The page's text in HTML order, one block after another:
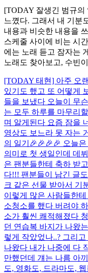
[TODAY 잘생긴 범규의
느꼈다. 그래서 내 기분
내용과 비슷한 내용을
스케줄 사이에 비는 시
에는 노래 듣고 잠자는
노래도 찾아보고, 수빈
[TODAY 태현] 아주 오
있기도 했고 또 어떻게
들을 보냈다 오늘이 무
는 모두 하루를 마무리
며 알게된다 요즘 잠을
영상도 보느라 못 자는
의 일기🎉🎉🎉🎉 오늘
의미로 첫 생일인데 데
은 팬분들한테 축하 받
다!!! 팬분들이 남긴 글
크 같은 선물 받아서 기
이렇게 많은 사람들한
소청소를 했다 버려야
소가 훨씬 쾌적해졌다
던 연습복 바지가 나왔
렇게 작았었나..? 그리
나왔다 내가 나중에 다
만했던데 걔는 나름 아
도, 영화도, 드라마도,